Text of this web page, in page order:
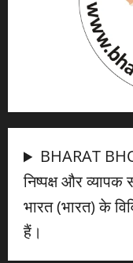
BHARAT
निष्पक्ष और व्यापक
भारत (भारत) के
हैं।